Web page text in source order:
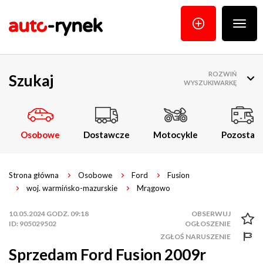
menu
Szukaj
Osobowe Dostawcze Motocykle Pozostałe
ROZWIŃ
WYSZUKIWARKĘ
Strona główna Osobowe Ford
Fusion
woj. warmińsko-mazurskie
Mrągowo
10.05.2024 GODZ. 09:18
ID: 905029502
ZGŁOŚ NARUSZENIE
Sprzedam Ford Fusion 2009r